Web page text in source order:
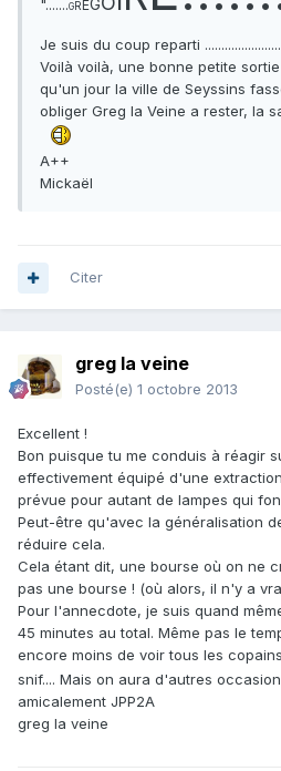
".......G R ÉG
Je suis du coup reparti
Voilà voilà, une bonne petite
qu'un jour la ville de Seyssins
obliger Greg la Veine a rester, la
A++
Mickaël
Citer
greg la veine
Posté(e) 1 octobre 2013
Excellent !
Bon puisque tu me conduis à réagir
effectivement équipé d'une
prévue pour autant de lampes qui
Peut-être qu'avec la généralisation
réduire cela.
Cela étant dit, une bourse où on ne
pas une bourse ! (où alors, il n'y a
Pour l'annecdote, je suis quand
45 minutes au total. Même pas le
encore moins de voir tous les
snif.... Mais on aura d'autres
amicalement JPP2A
greg la veine